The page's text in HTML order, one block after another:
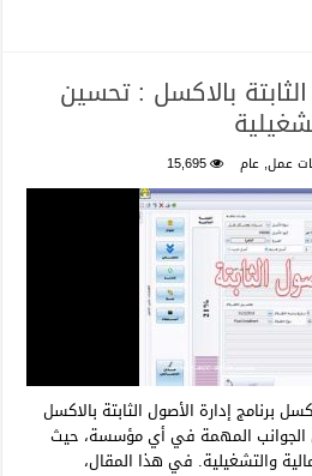
بالاكسل : تحسين
عمل, عام 15,695
برنامج إدارة الأصول الثابتة بالاكسل
من الجوانب المهمة في أي مؤسسة، حيث
والتشغيلية. في هذا المقال،